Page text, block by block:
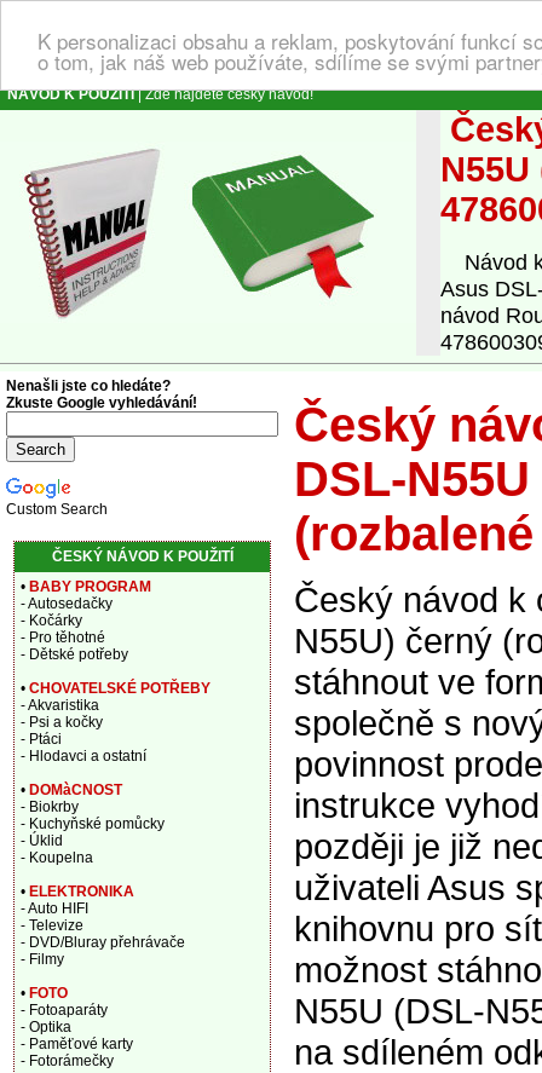
K personalizaci obsahu a reklam, poskytování funkcí
o tom, jak náš web používáte, sdílíme se svými
NÁVOD K POUŽITÍ| Zde najdete český návod!
Návod k
Asus
návod
Český
DSL-
Český návod k
N55U) černý
stáhnout ve
společně s
povinnost
instrukce
později je již
uživateli Asus
knihovnu pro
možnost
N55U (DSL-
na sdíleném
Nenašli jste co hledáte?
Zkuste Google vyhledávání!
Custom Search
ČESKÝ NÁVOD K POUŽITÍ
• BABY PROGRAM
- Autosedačky
- Kočárky
- Pro těhotné
- Dětské potřeby
• CHOVATELSKÉ POTŘEBY
- Akvaristika
- Psi a kočky
- Ptáci
- Hlodavci a ostatní
• DOMàCNOST
- Biokrby
- Kuchyňské pomůcky
- Úklid
- Koupelna
• ELEKTRONIKA
- Auto HIFI
- Televize
- DVD/Bluray přehrávače
- Filmy
• FOTO
- Fotoaparáty
- Optika
- Paměťové karty
- Fotorámečky